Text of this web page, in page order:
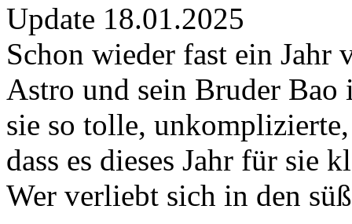
Update 18.01.2025
Schon wieder fast ein Jahr
Astro und sein Bruder Bao
sie so tolle,
dass es dieses Jahr für sie
Wer verliebt sich in den